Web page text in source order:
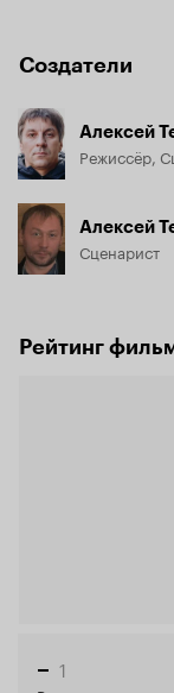
Создатели
Алексей
Режиссёр,
Алексей
Сценарист
Рейтинг
– 1